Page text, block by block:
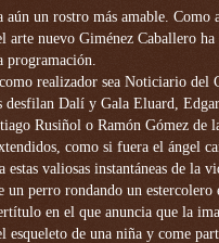
un rostro más amable. Como
nuevo Giménez Caballero
realizador sea Noticiario
desfilan Dalí y Gala Eluard,
Rusiñol o Ramón Gómez de
como si fuera el ángel
valiosas instantáneas de la
un perro rondando un estercolero
en el que anuncia que la
de una niña y come